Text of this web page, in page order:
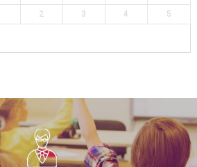
2 3 4 5